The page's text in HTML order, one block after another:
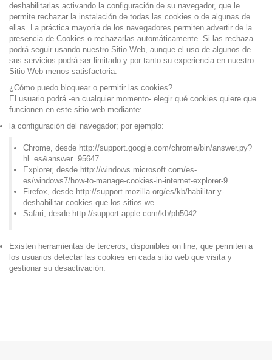
deshabilitarlas activando la configuración de su navegador, que le
permite rechazar la instalación de todas las cookies o de algunas de
ellas. La práctica mayoría de los navegadores permiten advertir de la
presencia de Cookies o rechazarlas automáticamente. Si las rechaza
podrá seguir usando nuestro Sitio Web, aunque el uso de algunos de
sus servicios podrá ser limitado y por tanto su experiencia en nuestro
Sitio Web menos satisfactoria.
¿Cómo puedo bloquear o permitir las cookies?
El usuario podrá -en cualquier momento- elegir qué cookies quiere que
funcionen en este sitio web mediante:
la configuración del navegador; por ejemplo:
Chrome, desde http://support.google.com/chrome/bin/answer.py?
hl=es&answer=95647
Explorer, desde http://windows.microsoft.com/es-
es/windows7/how-to-manage-cookies-in-internet-explorer-9
Firefox, desde http://support.mozilla.org/es/kb/habilitar-y-
deshabilitar-cookies-que-los-sitios-we
Safari, desde http://support.apple.com/kb/ph5042
Existen herramientas de terceros, disponibles on line, que permiten a
los usuarios detectar las cookies en cada sitio web que visita y
gestionar su desactivación.